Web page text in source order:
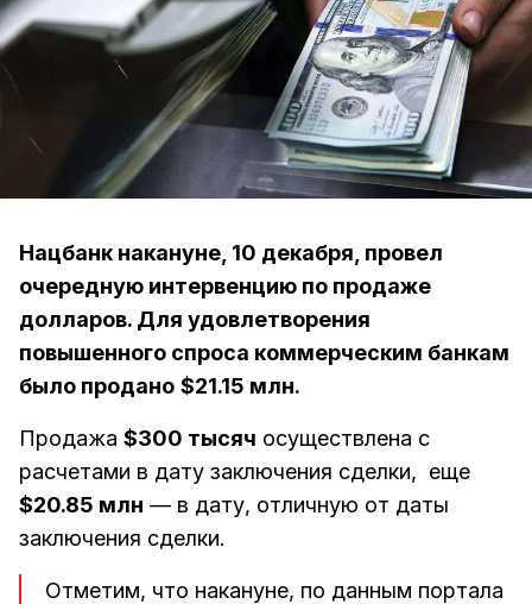
Нацбанк накануне, 10 декабря, провел
очередную интервенцию по продаже
долларов. Для удовлетворения
повышенного спроса коммерческим банкам
было продано $21.15 млн.
Продажа $300 тысяч осуществлена с
расчетами в дату заключения сделки, еще
$20.85 млн — в дату, отличную от даты
заключения сделки.
Отметим, что накануне, по данным портала